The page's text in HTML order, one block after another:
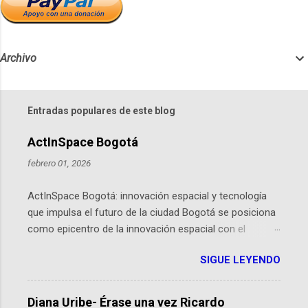
Archivo
Entradas populares de este blog
ActInSpace Bogotá
febrero 01, 2026
ActInSpace Bogotá: innovación espacial y tecnología
que impulsa el futuro de la ciudad Bogotá se posiciona
como epicentro de la innovación espacial con el
hackathon global que convierte tecnologías de la
Agencia Espacial Europea en soluciones prácticas para
la vida cotidiana. Este evento, organizado por el
SIGUE LEYENDO
Diana Uribe- Érase una vez Ricardo